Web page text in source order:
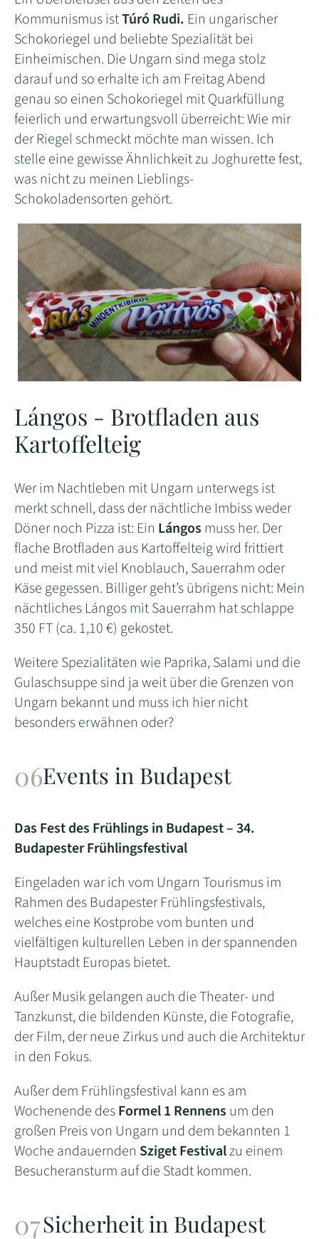
Kommunismus istTúró Rudi. Ein ungarischer
Schokoriegel und beliebte Spezialität bei
Einheimischen. Die Ungarn sind mega stolz
darauf und so erhalte ich am Freitag Abend
genau so einen Schokoriegel mit Quarkfüllung
feierlich und erwartungsvoll überreicht: Wie mir
der Riegel schmeckt möchte man wissen. Ich
stelle eine gewisse Ähnlichkeit zu Joghurette fest,
was nicht zu meinen Lieblings-
Schokoladensorten gehört.
Lángos - Brotfladen aus
Kartoffelteig
Wer im Nachtleben mit Ungarn unterwegs ist
merkt schnell, dass der nächtliche Imbiss weder
Döner noch Pizza ist: Ein Lángos muss her. Der
flache Brotfladen aus Kartoffelteig wird frittiert
und meist mit viel Knoblauch, Sauerrahm oder
Käse gegessen. Billiger geht’s übrigens nicht: Mein
nächtliches Lángos mit Sauerrahm hat schlappe
350 FT (ca. 1,10 €) gekostet.
Weitere Spezialitäten wie Paprika, Salami und die
Gulaschsuppe sind ja weit über die Grenzen von
Ungarn bekannt und muss ich hier nicht
besonders erwähnen oder?
Events in Budapest
Das Fest des Frühlings in Budapest – 34.
Budapester Frühlingsfestival
Eingeladen war ich vom Ungarn Tourismus im
Rahmen des Budapester Frühlingsfestivals,
welches eine Kostprobe vom bunten und
vielfältigen kulturellen Leben in der spannenden
Hauptstadt Europas bietet.
Außer Musik gelangen auch die Theater- und
Tanzkunst, die bildenden Künste, die Fotografie,
der Film, der neue Zirkus und auch die Architektur
in den Fokus.
Außer dem Frühlingsfestival kann es am
Wochenende desFormel 1 Rennens um den
großen Preis von Ungarn und dem bekannten 1
Woche andauernden Sziget Festivalzu einem
Besucheransturm auf die Stadt kommen.
Sicherheit in Budapest